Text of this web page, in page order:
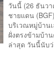
วันนี้ (26 ธันว
ชายแดน
บริเวณหมู่บ้าน
ฝั่งตรงข้ามบ้า
ล่าสุด วันนี้นับว่